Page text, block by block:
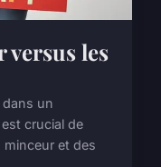
versus les
un
crucial de
et des